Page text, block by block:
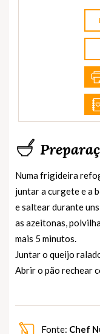
Numa frigideira
juntar a curgete e a
e saltear durante
as azeitonas,
mais 5 minutos.
Juntar o queijo
Abrir o pão rechear
Fonte: Chef